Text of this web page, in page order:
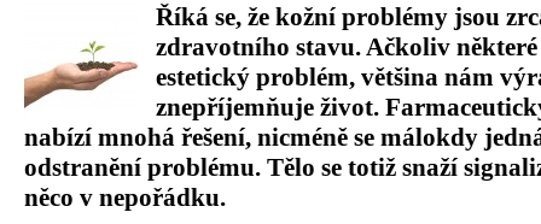
Říká se, že kožní problémy jsou
zdravotního stavu. Ačkoliv
estetický problém, většina nám
znepříjemňuje život.
nabízí mnohá řešení, nicméně se málokdy
odstranění problému. Tělo se totiž snaží
něco v nepořádku.